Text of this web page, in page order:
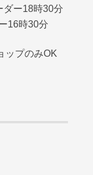
ー18時30分
16時30分
ップのみOK